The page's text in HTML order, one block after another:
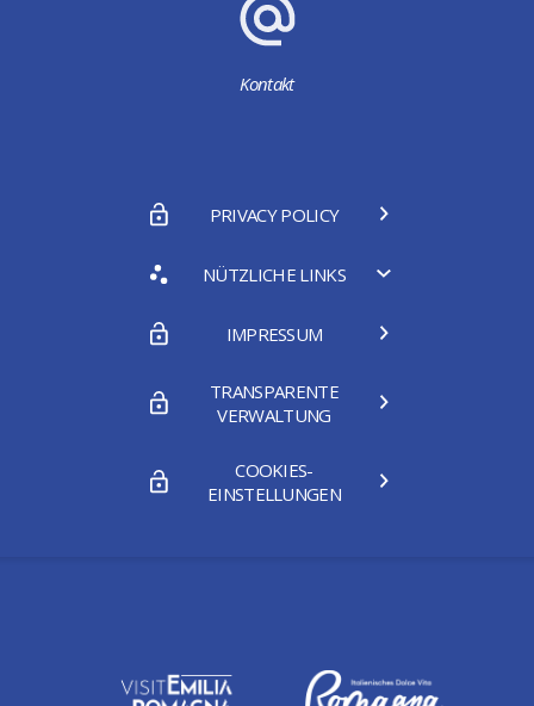
Kontakt
PRIVACY POLICY
NÜTZLICHE LINKS
IMPRESSUM
TRANSPARENTE
VERWALTUNG
COOKIES-
EINSTELLUNGEN